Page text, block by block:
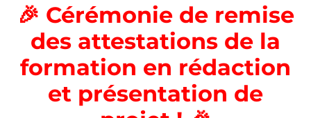
🎉 Cérémonie de remise
des attestations de la
formation en rédaction
et présentation de